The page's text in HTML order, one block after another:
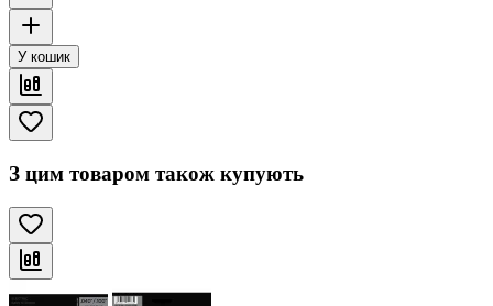
У кошик
З цим товаром також купують